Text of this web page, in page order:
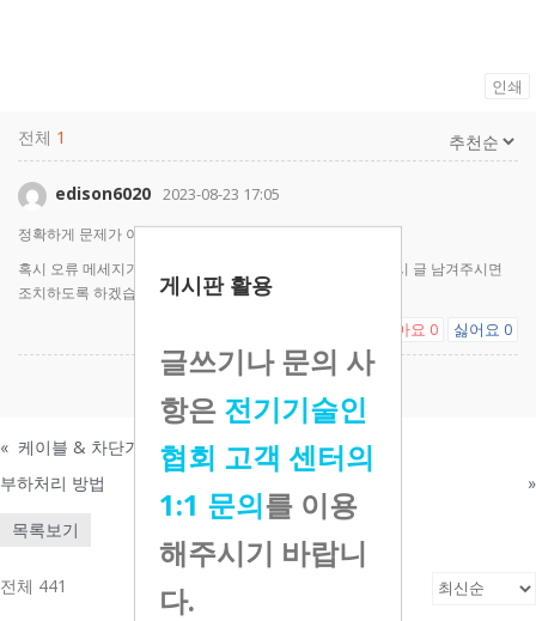
게시판 활용
글쓰기나 문의 사
항은 전기기술인
협회 고객 센터의
1:1 문의를 이용
해주시기 바랍니
다.
인쇄
전체 1
edison6020 2023-08-23 17:05
정확하게 문제가 이해되지 않습니다.
혹시 오류 메세지가 뜨는 화면을 캡쳐나 사진으로 촬영 후 다시 글 남겨주시면
조치하도록 하겠습니다.
좋아요 0 싫어요 0
« 케이블 & 차단기 계산서
부하처리 방법
»
목록보기
전체 441